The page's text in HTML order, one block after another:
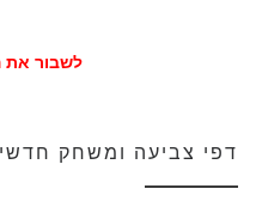
לשבור את
דפי צביעה ומשחק